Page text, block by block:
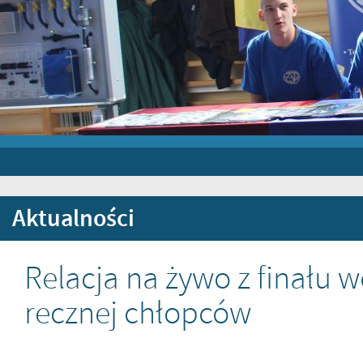
Aktualności
Relacja na żywo z finału
recznej chłopców